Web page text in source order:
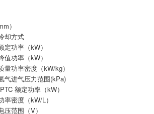
）
却方式
功率（kW）
功率（kW）
功率密度（kW/kg）
气进气压力范围(kPa)
额定功率（kW）
密度（kW/L）
范围（V）